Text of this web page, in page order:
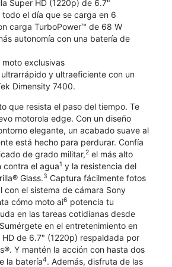
Super HD (1220p) de 6.7"
todo el día que se carga en 6
carga TurboPower™ de 68 W
autonomía con una batería de
moto exclusivas
ultrarrápido y ultraeficiente con un
Dimensity 7400.
que resista el paso del tiempo. Te
motorola edge. Con un diseño
elegante, un acabado suave al
está hecho para perdurar. Confía
de grado militar,2 el más alto
contra el agua1 y la resistencia del
Glass.3 Captura fácilmente fotos
con el sistema de cámara Sony
cómo moto ai6 potencia tu
en las tareas cotidianas desde
en el entretenimiento en
HD de 6.7" (1220p) respaldada por
Y mantén la acción con hasta dos
la batería4. Además, disfruta de las